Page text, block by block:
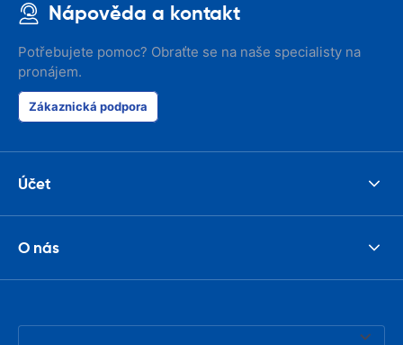
Nápověda a kontakt
Potřebujete pomoc? Obraťte se na naše specialisty na
pronájem.
Zákaznická podpora
Účet
O nás